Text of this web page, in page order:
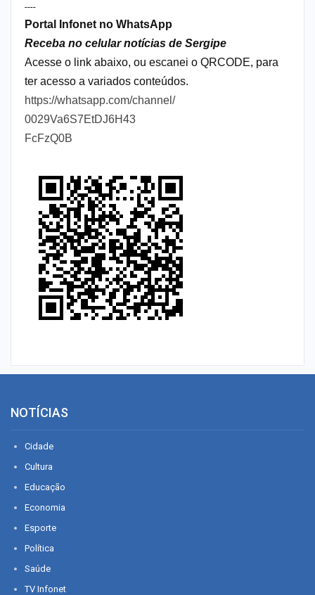
----
Portal Infonet no WhatsApp
Receba no celular notícias de Sergipe
Acesse o link abaixo, ou escanei o QRCODE, para
ter acesso a variados conteúdos.
https://whatsapp.com/channel/
0029Va6S7EtDJ6H43
FcFzQ0B
NOTÍCIAS
Cidade
Cultura
Educação
Economia
Esporte
Política
Saúde
TV Infonet